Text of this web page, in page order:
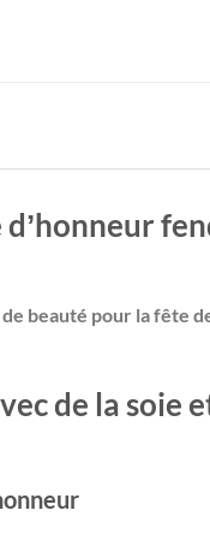
beauté pour la fête
de la soie